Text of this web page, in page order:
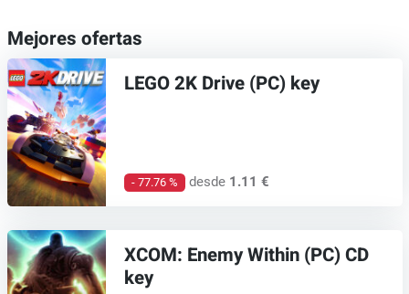
Mejores ofertas
LEGO 2K Drive (PC) key
- 77.76 % desde 1.11 €
XCOM: Enemy Within (PC) CD
key